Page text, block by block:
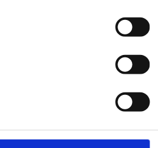
voor en na nascholing,
patiënttevredenheid en
meetbare effecten zijn verbeterde